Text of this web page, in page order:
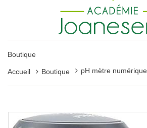
Boutique
Accueil Boutique pH mètre numérique